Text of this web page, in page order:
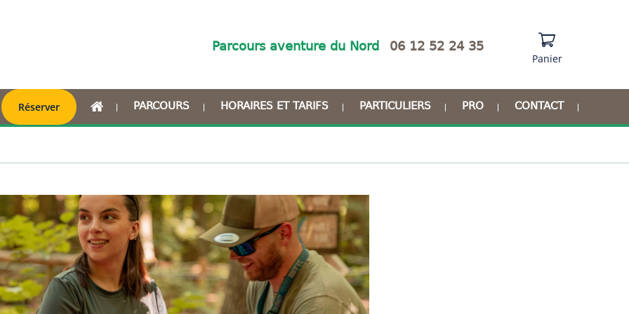
Parcours aventure du Nord 06 12 52 24 35
Panier
Réserver . PARCOURS HORAIRES ET TARIFS PARTICULIERS
célibataire
PRO CONTACT